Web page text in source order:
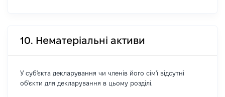
10. Нематеріальні активи
У суб'єкта декларування чи членів його сім'ї відсутні
об'єкти для декларування в цьому розділі.